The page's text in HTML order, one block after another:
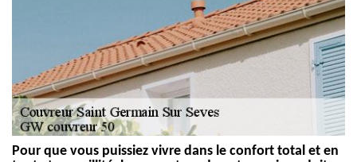
Pour que vous puissiez vivre dans le confort total et en